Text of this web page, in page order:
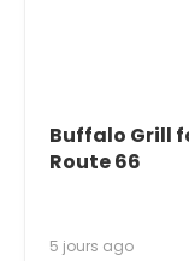
Buffalo Grill
Route 66
5 jours ago